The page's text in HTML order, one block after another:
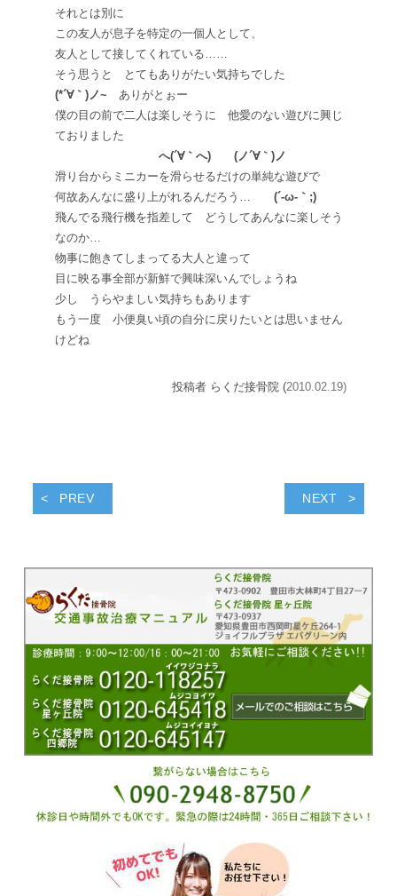
それとは別に
この友人が息子を特定の一個人として、
友人として接してくれている……
そう思うと とてもありがたい気持ちでした
(*´∀｀)ノ~ ありがとぉー
僕の目の前で二人は楽しそうに 他愛のない遊びに興じ
ておりました
へ(´∀｀へ) (ノ´∀｀)ノ
滑り台からミニカーを滑らせるだけの単純な遊びで
何故あんなに盛り上がれるんだろう…
(´-ω-｀;)ゞ
飛んでる飛行機を指差して どうしてあんなに楽しそう
なのか…
物事に飽きてしまってる大人と違って
目に映る事全部が新鮮で興味深いんでしょうね
少し うらやましい気持ちもあります
もう一度 小便臭い頃の自分に戻りたいとは思いません
けどね
投稿者 らくだ接骨院 (2010.02.19)
PREV NEXT